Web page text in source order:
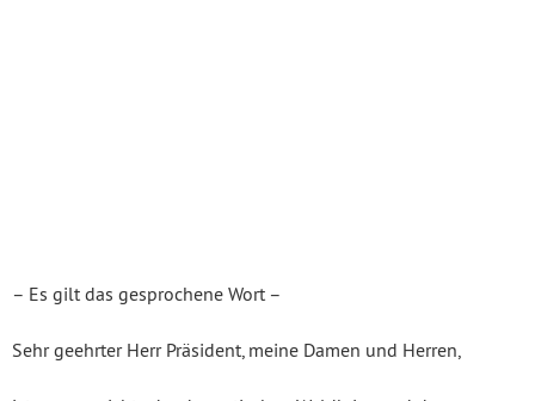
– Es gilt das gesprochene Wort –
Sehr geehrter Herr Präsident, meine Damen und Herren,